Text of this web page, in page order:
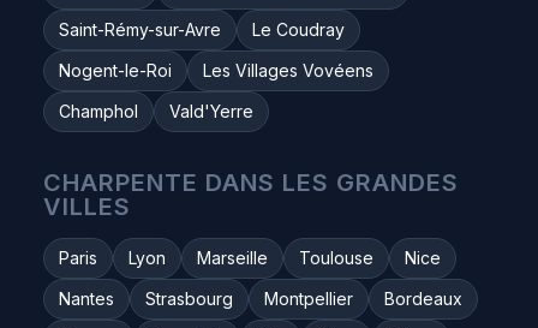
Saint-Rémy-sur-Avre
Le Coudray
Nogent-le-Roi
Les Villages Vovéens
Champhol
Vald'Yerre
CHARPENTE DANS LES GRANDES
VILLES
Paris Lyon Marseille Toulouse
Nice
Nantes
Strasbourg Montpellier
Bordeaux